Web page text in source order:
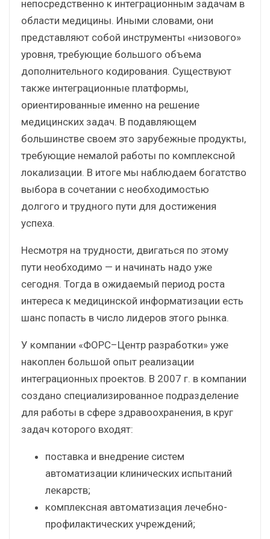
непосредственно к интеграционным задачам в
области медицины. Иными словами, они
представляют собой инструменты «низового»
уровня, требующие большого объема
дополнительного кодирования. Существуют
также интеграционные платформы,
ориентированные именно на решение
медицинских задач. В подавляющем
большинстве своем это зарубежные продукты,
требующие немалой работы по комплексной
локализации. В итоге мы наблюдаем богатство
выбора в сочетании с необходимостью
долгого и трудного пути для достижения
успеха.
Несмотря на трудности, двигаться по этому
пути необходимо — и начинать надо уже
сегодня. Тогда в ожидаемый период роста
интереса к медицинской информатизации есть
шанс попасть в число лидеров этого рынка.
У компании «ФОРС–Центр разработки» уже
накоплен большой опыт реализации
интеграционных проектов. В 2007 г. в компании
создано специализированное подразделение
для работы в сфере здравоохранения, в круг
задач которого входят:
поставка и внедрение систем
автоматизации клинических испытаний
лекарств;
комплексная автоматизация лечебно-
профилактических учреждений;